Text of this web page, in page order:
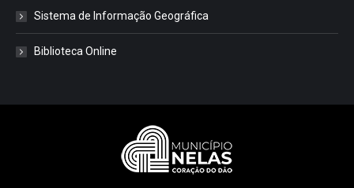
Sistema de Informação Geográfica
Biblioteca Online